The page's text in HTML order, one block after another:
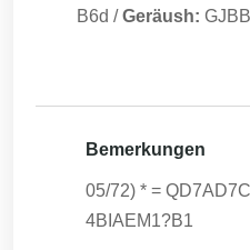
B6d /Geräush: GJBB
Bemerkungen
05/72) * =
4BIAEM1?B1